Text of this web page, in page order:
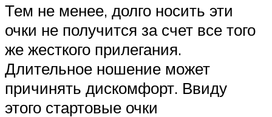
Тем не менее, долго носить эти
очки не получится за счет все того
же жесткого прилегания.
Длительное ношение может
причинять дискомфорт. Ввиду
этого стартовые очки